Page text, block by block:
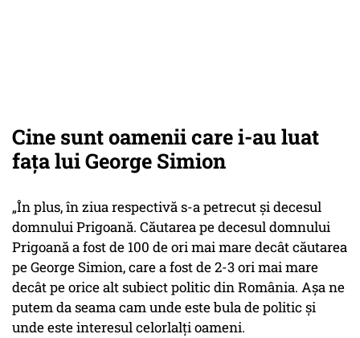
Cine sunt oamenii care i-au luat
fața lui George Simion
„În plus, în ziua respectivă s-a petrecut și decesul
domnului Prigoană. Căutarea pe decesul domnului
Prigoană a fost de 100 de ori mai mare decât căutarea
pe George Simion, care a fost de 2-3 ori mai mare
decât pe orice alt subiect politic din România. Așa ne
putem da seama cam unde este bula de politic și
unde este interesul celorlalți oameni.